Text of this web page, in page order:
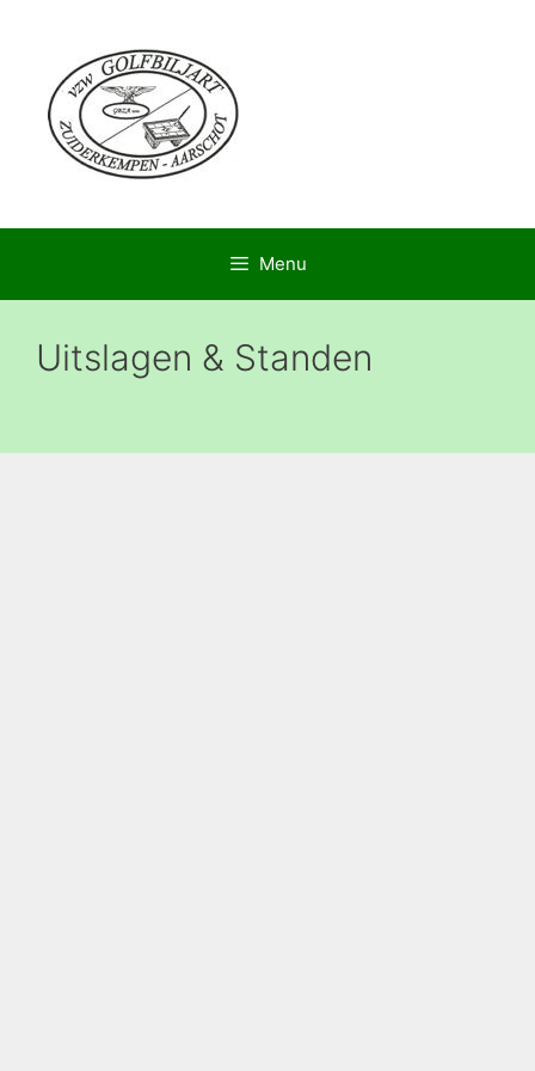
Menu
Uitslagen & Standen